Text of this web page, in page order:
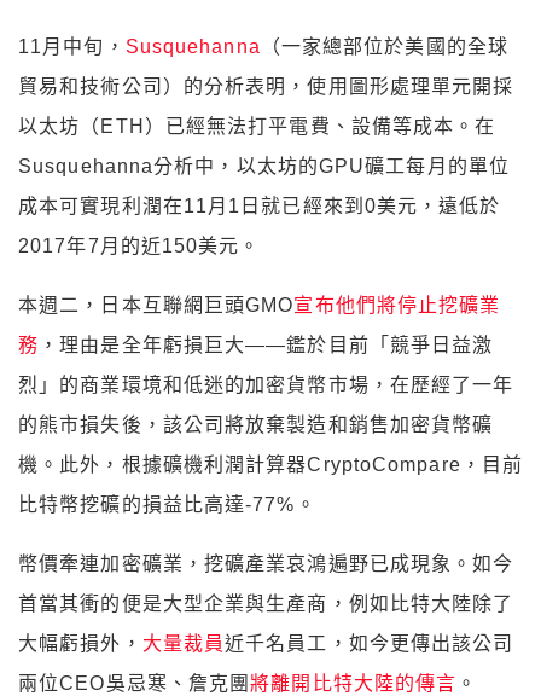
11月中旬， Susquehanna
（一家總部位於美國的全球
貿易和技術公司）的分析表明，使用圖形處理單元開採
以太坊（ETH）已經無法打平電費、設備等成本。在
Susquehanna分析中，以太坊的GPU礦工每月的單位
成本可實現利潤在11月1日就已經來到0美元，遠低於
2017年7月的近150美元。
本週二，日本互聯網巨頭GMO宣布他們將停止挖礦業
務 ，理由是全年虧損巨大——鑑於目前「競爭日益激
烈」的商業環境和低迷的加密貨幣市場，在歷經了一年
的熊市損失後，該公司將放棄製造和銷售加密貨幣礦
機。此外，根據礦機利潤計算器CryptoCompare，目前
比特幣挖礦的損益比高達-77%。
幣價牽連加密礦業，挖礦產業哀鴻遍野已成現象。如今
首當其衝的便是大型企業與生產商，例如比特大陸除了
大幅虧損外， 大量裁員近千名員工，如今更傳出該公司
兩位CEO吳忌寒、詹克團將離開比特大陸的傳言 。